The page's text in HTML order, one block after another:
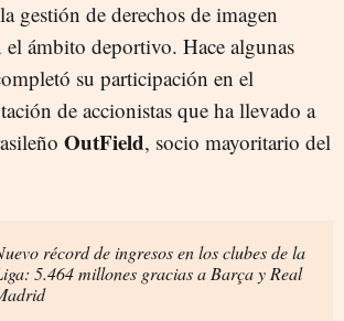
gestión de derechos de imagen
el ámbito deportivo. Hace algunas
su participación en el
de accionistas que ha llevado a
OutField, socio mayoritario del
récord de ingresos en los clubes de la
5.464 millones gracias a Barça y Real